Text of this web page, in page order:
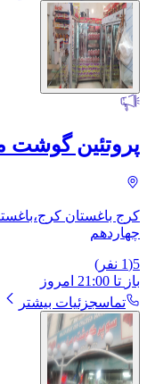
پروتئین گوشت
کرج باغستان
چهاردهم
5
(
1 نفر)
باز تا 21:00 امروز
تماسجزئیات بیشتر